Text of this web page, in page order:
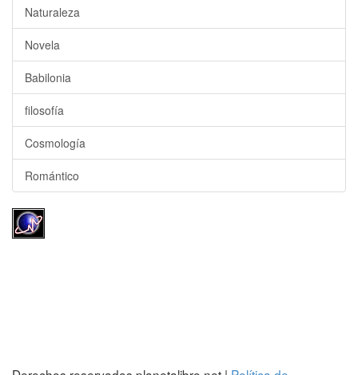
Naturaleza
Novela
Babilonia
filosofía
Cosmología
Romántico